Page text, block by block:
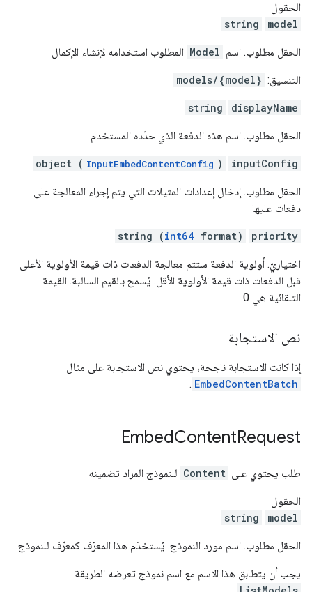
الحقول
model
string
الحقل مطلوب. اسم Model المطلوب استخدامه لإنشاء الإكمال
التنسيق: models/{model}
displayName
string
الحقل مطلوب. اسم هذه الدفعة الذي حدّده المستخدم
inputConfig
object ( InputEmbedContentConfig )
الحقل مطلوب. إدخال إعدادات المثيلات التي يتم إجراء المعالجة على
دفعات عليها
priority
string (int64 format)
اختياريّ. أولوية الدفعة ستتم معالجة الدفعات ذات قيمة الأولوية الأعلى
قبل الدفعات ذات قيمة الأولوية الأقل. يُسمح بالقيم السالبة. القيمة
التلقائية هي 0.
نص الاستجابة
إذا كانت الاستجابة ناجحة، يحتوي نص الاستجابة على مثال
EmbedContentBatch
.
EmbedContentRequest
طلب يحتوي على Content للنموذج المراد تضمينه
الحقول
model
string
الحقل مطلوب. اسم مورد النموذج. يُستخدَم هذا المعرّف كمعرّف للنموذج.
يجب أن يتطابق هذا الاسم مع اسم نموذج تعرضه الطريقة